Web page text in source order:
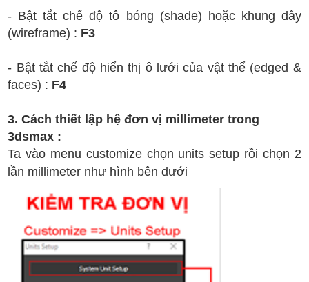
- Bật tắt chế độ tô bóng (shade) hoặc khung dây
(wireframe) : F3
- Bật tắt chế độ hiển thị ô lưới của vật thể (edged &
faces) : F4
3. Cách thiết lập hệ đơn vị millimeter trong
3dsmax :
Ta vào menu customize chọn units setup rồi chọn 2
lần millimeter như hình bên dưới